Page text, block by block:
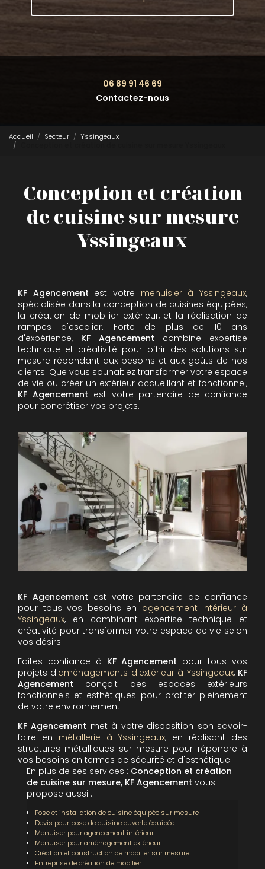
06 89 91 46 69
Contactez-nous
Accueil Secteur
Yssingeaux
Conception et création
de cuisine sur mesure
Yssingeaux
KF Agencement est votre menuisier à Yssingeaux,
spécialisée dans la conception de cuisines équipées,
la création de mobilier extérieur, et la réalisation de
rampes d'escalier. Forte de plus de 10 ans
d'expérience, KF Agencement combine expertise
technique et créativité pour offrir des solutions sur
mesure répondant aux besoins et aux goûts de nos
clients. Que vous souhaitiez transformer votre espace
de vie ou créer un extérieur accueillant et fonctionnel,
KF Agencement est votre partenaire de confiance
pour concrétiser vos projets.
KF Agencement est votre partenaire de confiance
pour tous vos besoins en agencement intérieur à
Yssingeaux, en combinant expertise technique et
créativité pour transformer votre espace de vie selon
vos désirs.
Faites confiance à KF Agencement pour tous vos
projets d'aménagements d'extérieur à Yssingeaux, KF
Agencement conçoit des espaces extérieurs
fonctionnels et esthétiques pour profiter pleinement
de votre environnement.
KF Agencement met à votre disposition son savoir-
faire en métallerie à Yssingeaux, en réalisant des
structures métalliques sur mesure pour répondre à
vos besoins en termes de sécurité et d'esthétique.
En plus de ses services : Conception et création
de cuisine sur mesure, KF Agencement vous
propose aussi :
Pose et installation de cuisine équipée sur mesure
Devis pour pose de cuisine ouverte équipée
Menuiser pour agencement intérieur
Menuiser pour aménagement extérieur
Création et construction de mobilier sur mesure
Entreprise de création de mobilier